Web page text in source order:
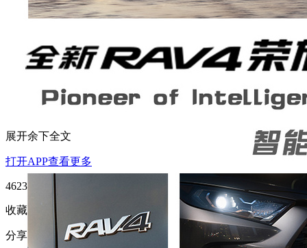
展开余下全文
打开APP查看更多
4623
收藏
分享